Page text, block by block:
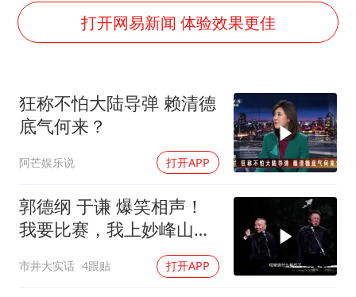
杭州全市有序停课
“不怕六爷挂得多 就怕六爷挂一颗”
全民健身事业高质量发展
梁家辉百花奖演讲落泪
乐享全民健身 共筑健康中国
打开网易新闻 体验效果更佳
狂称不怕大陆导弹 赖清德
底气何来？
阿芒娱乐说 打开APP
郭德纲 于谦 爆笑相声！
我要比赛，我上妙峰山干
嘛去？你去拜一拜冠军老
祖庙
市井大实话 4跟贴 打开APP